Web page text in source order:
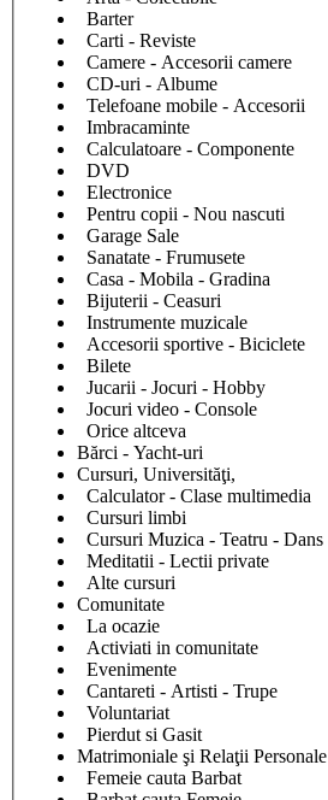
Barter
Carti - Reviste
Camere - Accesorii camere
CD-uri - Albume
Telefoane mobile - Accesorii
Imbracaminte
Calculatoare - Componente
DVD
Electronice
Pentru copii - Nou nascuti
Garage Sale
Sanatate - Frumusete
Casa - Mobila - Gradina
Bijuterii - Ceasuri
Instrumente muzicale
Accesorii sportive - Biciclete
Bilete
Jucarii - Jocuri - Hobby
Jocuri video - Console
Orice altceva
Bărci - Yacht-uri
Cursuri, Universităţi,
Calculator - Clase multimedia
Cursuri limbi
Cursuri Muzica - Teatru - Dans
Meditatii - Lectii private
Alte cursuri
Comunitate
La ocazie
Activiati in comunitate
Evenimente
Cantareti - Artisti - Trupe
Voluntariat
Pierdut si Gasit
Matrimoniale şi Relaţii Personale
Femeie cauta Barbat